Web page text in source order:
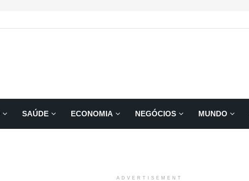
SAÚDE ECONOMIA NEGÓCIOS MUNDO
ADVERTISEMENT